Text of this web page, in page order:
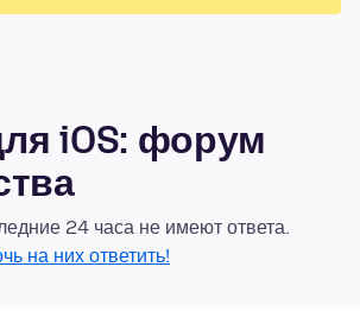
iOS: форум
24 часа не имеют ответа.
на них ответить!